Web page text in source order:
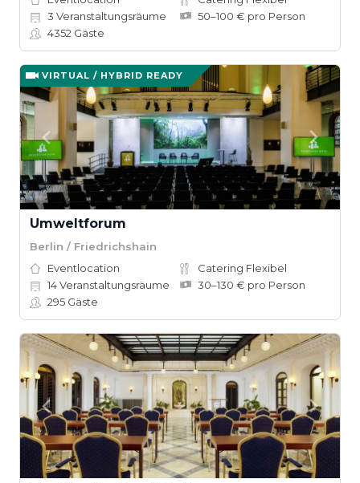
3 Veranstaltungsräume
50–100 € pro Person
4352 Gäste
VIRTUAL / HYBRID READY
Umweltforum
Berlin / Friedrichshain
Eventlocation
Catering Flexibel
14Veranstaltungsräume
30–130 € pro Person
295 Gäste